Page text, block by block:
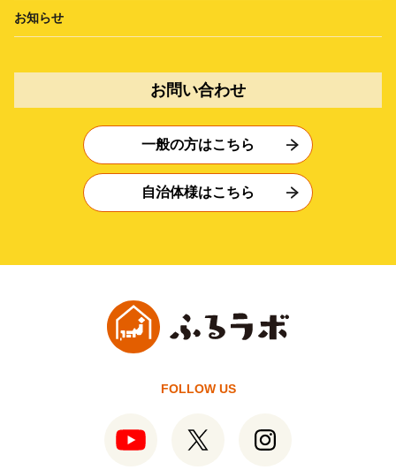
お知らせ
お問い合わせ
一般の方はこちら
自治体様はこちら
FOLLOW US